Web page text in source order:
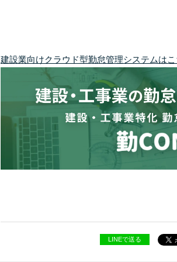
建設業向けクラウド型勤怠管理システムは
LINEで送る